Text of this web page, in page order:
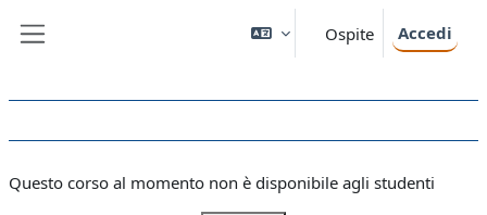
Ospite Accedi
Questo corso al momento non è disponibile agli studenti